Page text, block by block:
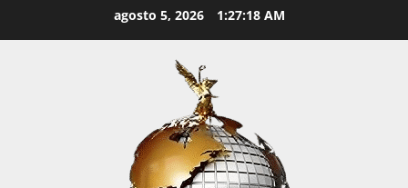
agosto 5, 2026 1:27:19 AM